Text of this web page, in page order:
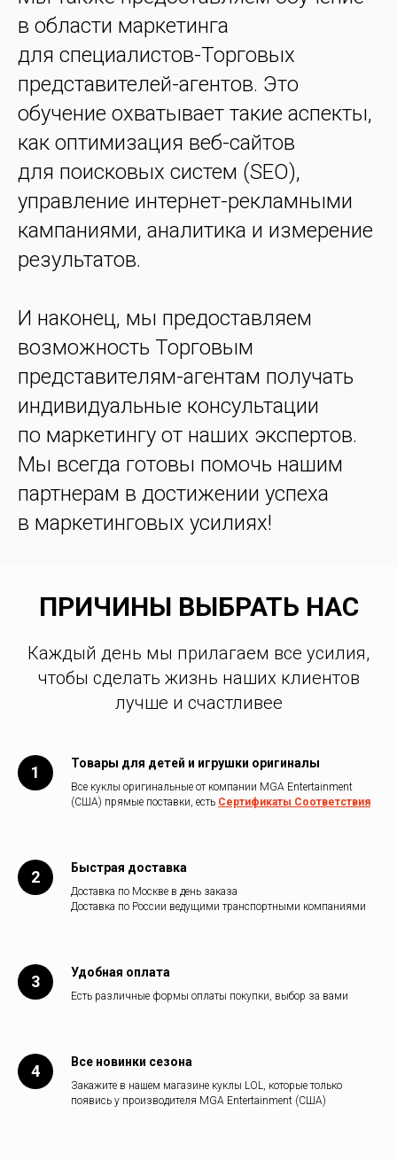
в области маркетинга
для специалистов-Торговых
представителей-агентов. Это
обучение охватывает такие аспекты,
как оптимизация веб-сайтов
для поисковых систем (SEO),
управление интернет-рекламными
кампаниями, аналитика и измерение
результатов.
И наконец, мы предоставляем
возможность Торговым
представителям-агентам получать
индивидуальные консультации
по маркетингу от наших экспертов.
Мы всегда готовы помочь нашим
партнерам в достижении успеха
в маркетинговых усилиях!
ПРИЧИНЫ ВЫБРАТЬ НАС
Каждый день мы прилагаем все усилия,
чтобы сделать жизнь наших клиентов
лучше и счастливее
Товары для детей и игрушки оригиналы
Все куклы оригинальные от компании MGA Entertainment
(США) прямые поставки, есть Сертификаты Соответствия
Быстрая доставка
Доставка по Москве в день заказа
Доставка по России ведущими транспортными компаниями
Удобная оплата
Есть различные формы оплаты покупки, выбор за вами
Все новинки сезона
Закажите в нашем магазине куклы LOL, которые только
появись у производителя MGA Entertainment (США)